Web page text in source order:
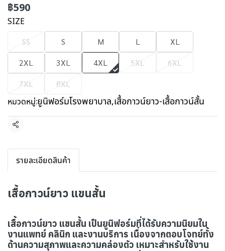
฿590
SIZE
SS S M L
XL
2XL
3XL 4XL 5XL
6XL
7XL
8XL
หมวดหมู่:ยูนิฟอร์มโรงพยาบาล,เสื้อกาวน์ยาว-เสื้อกาวน์สั้น
แชร์
รายละเอียดสินค้า
เสื้อกาวน์ยาว แขนสั้น
เสื้อกาวน์ยาว แขนสั้น เป็นยูนิฟอร์มที่ได้รับความนิยมใน
งานแพทย์ คลินิก และงานบริการ เนื่องจากตอบโจทย์ทั้ง
ด้านความสุภาพและความคล่องตัว เหมาะสำหรับใช้งาน